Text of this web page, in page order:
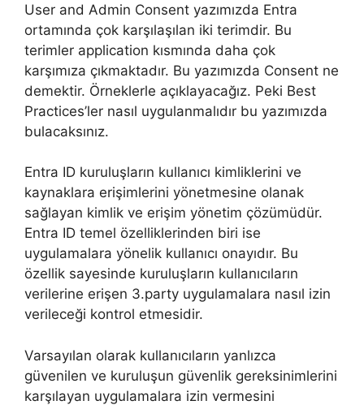
User and Admin Consent yazımızda Entra
ortamında çok karşılaşılan iki terimdir. Bu
terimler application kısmında daha çok
karşımıza çıkmaktadır. Bu yazımızda Consent ne
demektir. Örneklerle açıklayacağız. Peki Best
Practices’ler nasıl uygulanmalıdır bu yazımızda
bulacaksınız.
Entra ID kuruluşların kullanıcı kimliklerini ve
kaynaklara erişimlerini yönetmesine olanak
sağlayan kimlik ve erişim yönetim çözümüdür.
Entra ID temel özelliklerinden biri ise
uygulamalara yönelik kullanıcı onayıdır. Bu
özellik sayesinde kuruluşların kullanıcıların
verilerine erişen 3.party uygulamalara nasıl izin
verileceği kontrol etmesidir.
Varsayılan olarak kullanıcıların yanlızca
güvenilen ve kuruluşun güvenlik gereksinimlerini
karşılayan uygulamalara izin vermesini